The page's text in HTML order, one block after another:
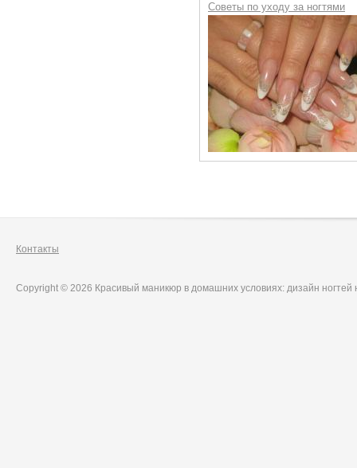
Советы по уходу за ногтями
Контакты
Copyright © 2026 Красивый маникюр в домашних условиях: дизайн